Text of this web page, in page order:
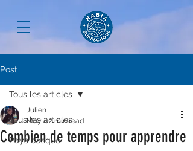
Post
Tous les articles
Pays basque
Tous les articles
Combien de temps pour apprendre
Julien
May 42 min read